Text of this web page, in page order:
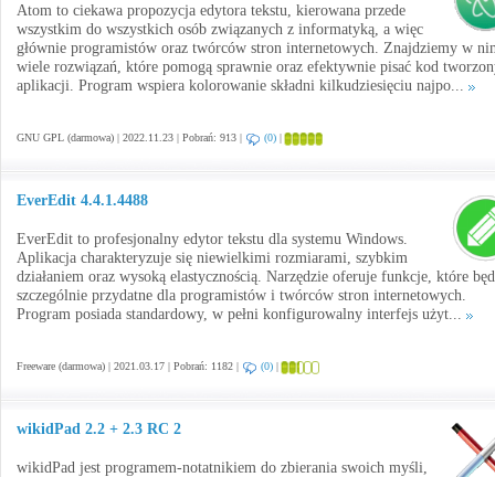
Atom to ciekawa propozycja edytora tekstu, kierowana przede
wszystkim do wszystkich osób związanych z informatyką, a więc
głównie programistów oraz twórców stron internetowych. Znajdziemy w
wiele rozwiązań, które pomogą sprawnie oraz efektywnie pisać kod
aplikacji. Program wspiera kolorowanie składni kilkudziesięciu najpo...
GNU GPL (darmowa) | 2022.11.23 | Pobrań: 913 | (0) |
EverEdit 4.4.1.4488
EverEdit to profesjonalny edytor tekstu dla systemu Windows.
Aplikacja charakteryzuje się niewielkimi rozmiarami, szybkim
działaniem oraz wysoką elastycznością. Narzędzie oferuje funkcje, które
szczególnie przydatne dla programistów i twórców stron internetowych.
Program posiada standardowy, w pełni konfigurowalny interfejs użyt...
Freeware (darmowa) | 2021.03.17 | Pobrań: 1182 | (0) |
wikidPad 2.2 + 2.3 RC 2
wikidPad jest programem-notatnikiem do zbierania swoich myśli,